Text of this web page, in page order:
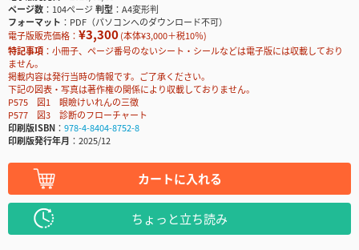
ページ数
104ページ判型
A4変形判
フォーマット
PDF（パソコンへのダウンロード不可）
電子版販売価格： ¥3,300(本体¥3,000＋税10％)
特記事項
小冊子、ページ番号のないシート・シールなどは電子版には収載しており
ません。
掲載内容は発行当時の情報です。ご了承ください。
下記の図表・写真は著作権の関係により収載しておりません。
P575 図1 眼瞼けいれんの三徴
P577 図3 診断のフローチャート
印刷版ISBN
978-4-8404-8752-8
印刷版発行年月
2025/12
カートに入れる
ちょっと立ち読み